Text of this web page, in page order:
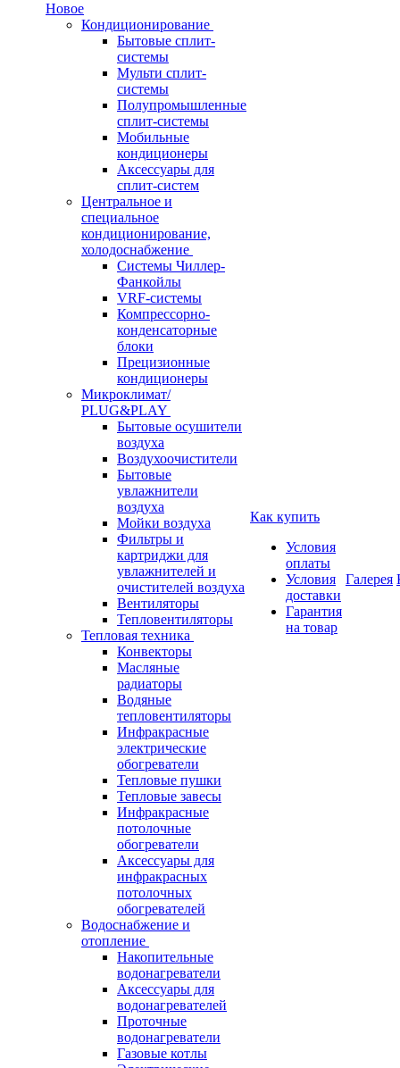
Новое
Кондиционирование
Бытовые сплит-
системы
Мульти сплит-
системы
Полупромышленные
сплит-системы
Мобильные
кондиционеры
Аксессуары для
сплит-систем
Центральное и
специальное
кондиционирование,
холодоснабжение
Системы Чиллер-
Фанкойлы
VRF-системы
Компрессорно-
конденсаторные
блоки
Прецизионные
кондиционеры
Микроклимат/
PLUG&PLAY
Бытовые осушители
воздуха
Воздухоочистители
Бытовые
увлажнители
воздуха
Мойки воздуха
Фильтры и
картриджи для
увлажнителей и
очистителей воздуха
Вентиляторы
Тепловентиляторы
Тепловая техника
Конвекторы
Масляные
радиаторы
Водяные
тепловентиляторы
Инфракрасные
электрические
обогреватели
Тепловые пушки
Тепловые завесы
Инфракрасные
потолочные
обогреватели
Аксессуары для
инфракрасных
потолочных
обогревателей
Водоснабжение и
отопление
Накопительные
водонагреватели
Аксессуары для
водонагревателей
Проточные
водонагреватели
Газовые котлы
Как купить
Условия
оплаты
Условия
доставки
Гарантия
на товар
Галерея